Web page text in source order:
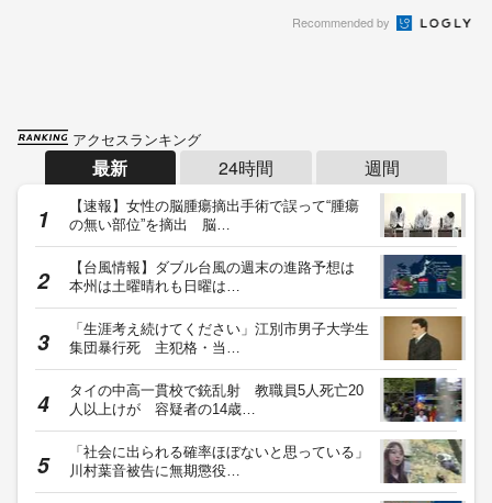
Recommended by
アクセスランキング
最新 24時間 週間
【速報】女性の脳腫瘍摘出手術で誤って“腫瘍
の無い部位”を摘出 脳…
【台風情報】ダブル台風の週末の進路予想は
本州は土曜晴れも日曜は…
「生涯考え続けてください」江別市男子大学生
集団暴行死 主犯格・当…
タイの中高一貫校で銃乱射 教職員5人死亡20
人以上けが 容疑者の14歳…
「社会に出られる確率ほぼないと思っている」
川村葉音被告に無期懲役…